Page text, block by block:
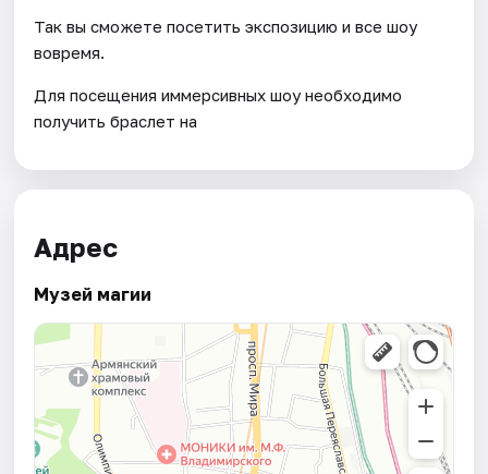
Так вы сможете посетить экспозицию и все шоу
вовремя.
Для посещения иммерсивных шоу необходимо
получить браслет на
Адрес
Музей магии